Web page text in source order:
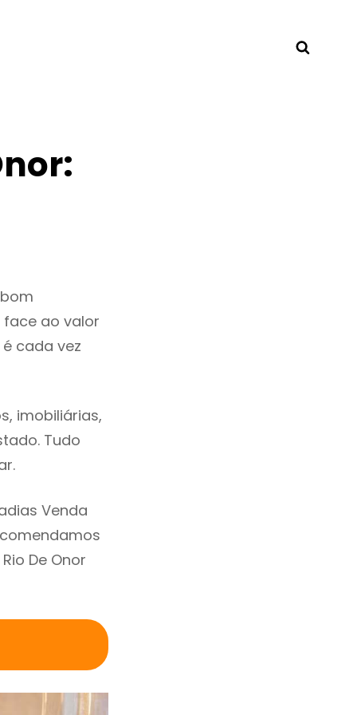
ao valor
cada vez
imobiliárias,
Tudo
Venda
De Onor